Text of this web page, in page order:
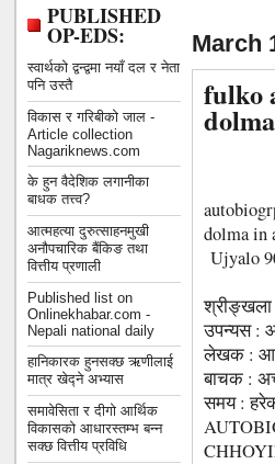
PUBLISHED
OP-EDS:
स्वार्थको द्वन्द्वमा नयाँ दल र नेता
पनि उस्तै
विकास र गरिबीको जाल -
Article collection
Nagariknews.com
के हुन वैदेशिक लगानीका
बाधक तत्त्व?
आत्महत्या दुरुत्साहनमुखी
अनौपचारिक बैंकिङ तथा
वित्तीय प्रणाली
Published list on
Onlinekhabar.com -
Nepali national daily
हानिकारक हुनसक्छ ऋणीलाई
मात्र खेद्ने अभ्यास
समावेसिता र दीगो आर्थिक
विकासको आधारस्तम्भ बन्न
सक्छ वित्तीय प्रविधि
March
fulko
dolma in
Ujyalo
उपन्यस :
लेखक :
बाचक :
समय :